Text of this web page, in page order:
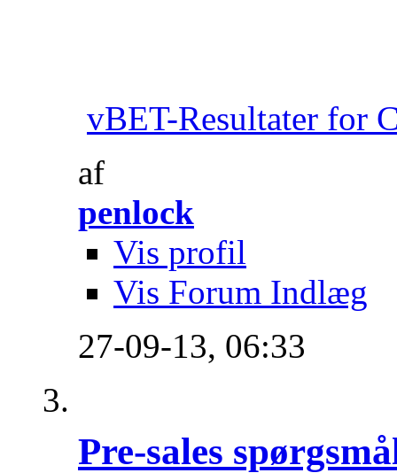
vBET-Resultater for
af
penlock
Vis profil
Vis Forum Indlæg
27-09-13, 06:33
Pre-sales